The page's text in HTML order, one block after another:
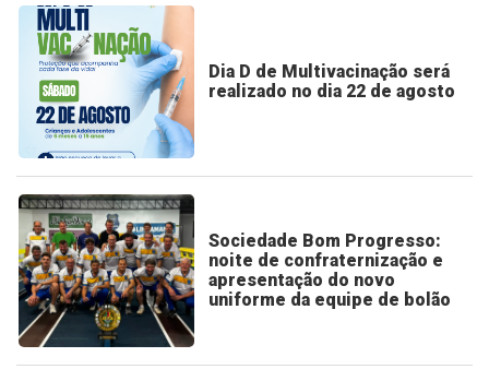
Dia D de Multivacinação será
realizado no dia 22 de agosto
Sociedade Bom Progresso:
noite de confraternização e
apresentação do novo
uniforme da equipe de bolão